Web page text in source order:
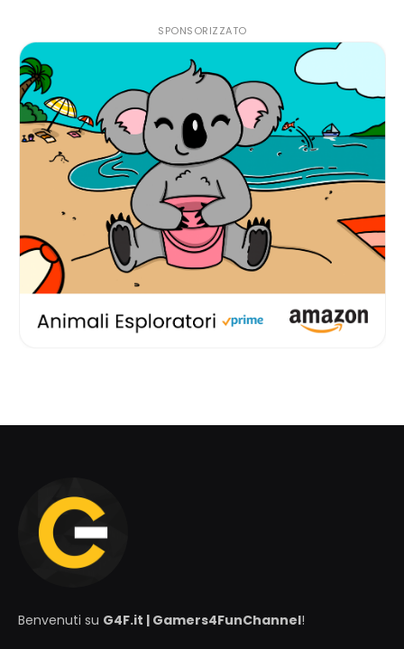
SPONSORIZZATO
Benvenuti su G4F.it | Gamers4FunChannel!